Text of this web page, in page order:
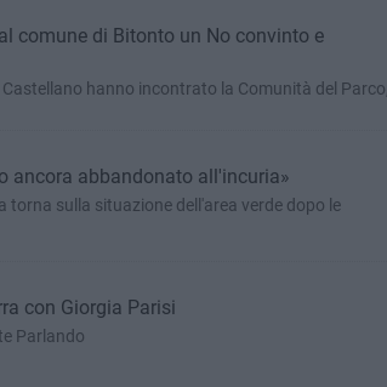
comune di Bitonto un No convinto e
hanno incontrato la Comunità del Parco,
ancora abbandonato all'incuria»
sulla situazione dell'area verde dopo le
con Giorgia Parisi
Parlando